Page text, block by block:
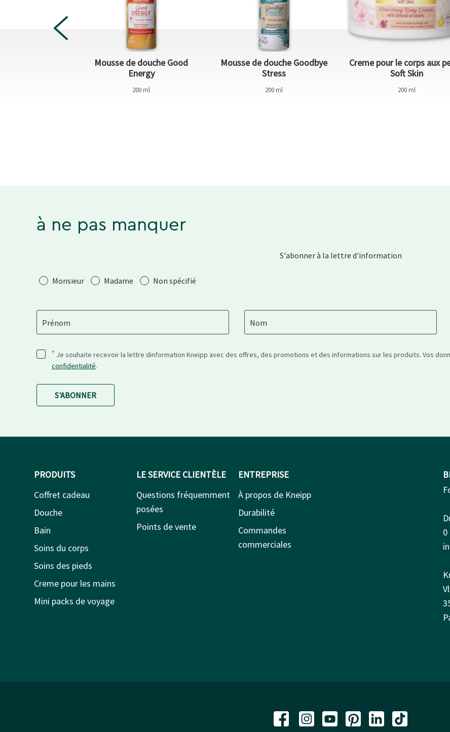
Mousse de douche Good
Energy
200 ml
Mousse de douche Goodbye
Stress
200 ml
Creme pour le corps aux
Soft Skin
200 ml
à ne pas manquer
S'abonner à la lettre d'information
Salutation
Monsieur Madame Non spécifié
Prénom Nom
* Je souhaite recevoir la lettre dinformation Kneipp avec des offres, des promotions et des informations sur les produits. Vos
confidentialité.
S'ABONNER
PRODUITS
Coffret cadeau
Douche
Bain
Soins du corps
Soins des pieds
Creme pour les mains
Mini packs de voyage
LE SERVICE CLIENTÈLE
Questions fréquemment
posées
Points de vente
ENTREPRISE
À propos de Kneipp
Durabilité
Commandes
commerciales
0